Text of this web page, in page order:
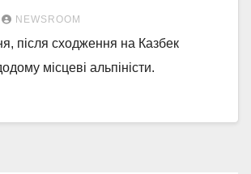
NEWSROOM
після сходження на Казбек
місцеві альпіністи.